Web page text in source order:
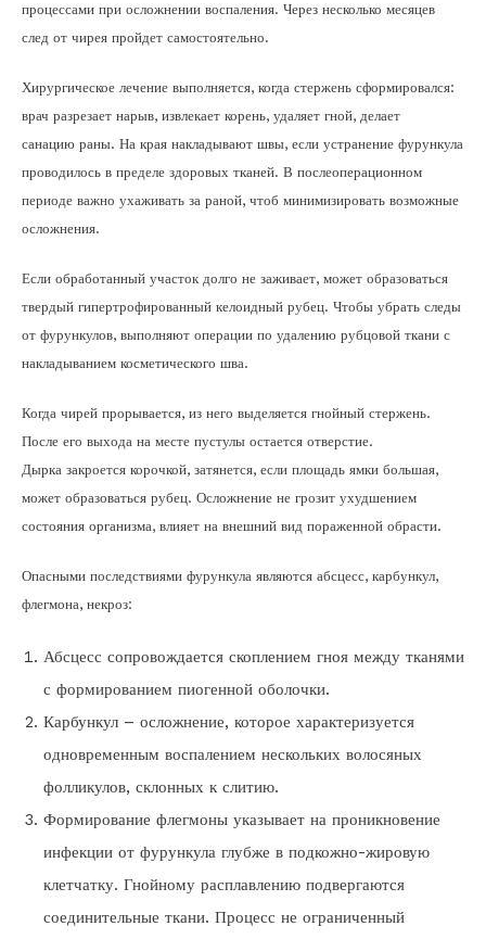
процессами при осложнении воспаления. Через несколько месяцев
след от чирея пройдет самостоятельно.
Хирургическое лечение выполняется, когда стержень сформировался:
врач разрезает нарыв, извлекает корень, удаляет гной, делает
санацию раны. На края накладывают швы, если устранение фурункула
проводилось в пределе здоровых тканей. В послеоперационном
периоде важно ухаживать за раной, чтоб минимизировать возможные
осложнения.
Если обработанный участок долго не заживает, может образоваться
твердый гипертрофированный келоидный рубец. Чтобы убрать следы
от фурункулов, выполняют операции по удалению рубцовой ткани с
накладыванием косметического шва.
Когда чирей прорывается, из него выделяется гнойный стержень.
После его выхода на месте пустулы остается отверстие.
Дырка закроется корочкой, затянется, если площадь ямки большая,
может образоваться рубец. Осложнение не грозит ухудшением
состояния организма, влияет на внешний вид пораженной обрасти.
Опасными последствиями фурункула являются абсцесс, карбункул,
флегмона, некроз:
Абсцесс сопровождается скоплением гноя между тканями
с формированием пиогенной оболочки.
Карбункул – осложнение, которое характеризуется
одновременным воспалением нескольких волосяных
фолликулов, склонных к слитию.
Формирование флегмоны указывает на проникновение
инфекции от фурункула глубже в подкожно-жировую
клетчатку. Гнойному расплавлению подвергаются
соединительные ткани. Процесс не ограниченный